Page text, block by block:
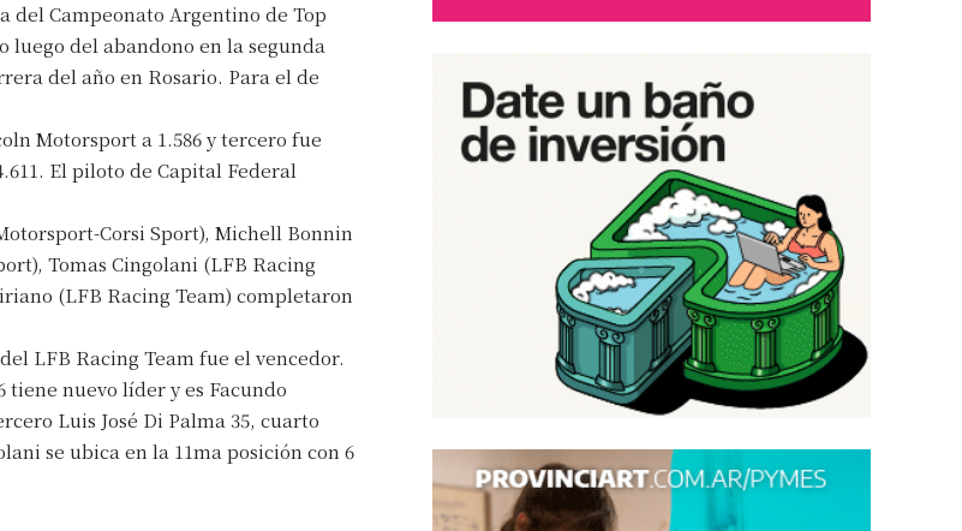
del Campeonato Argentino de Top
luego del abandono en la segunda
del año en Rosario. Para el de
Motorsport a 1.586 y tercero fue
El piloto de Capital Federal
Corsi Sport), Michell Bonnin
Tomas Cingolani (LFB Racing
(LFB Racing Team) completaron
LFB Racing Team fue el vencedor.
tiene nuevo líder y es Facundo
Luis José Di Palma 35, cuarto
se ubica en la 11ma posición con 6